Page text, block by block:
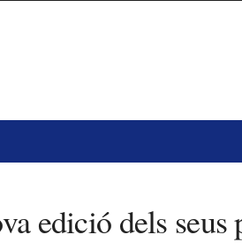
edició dels seus